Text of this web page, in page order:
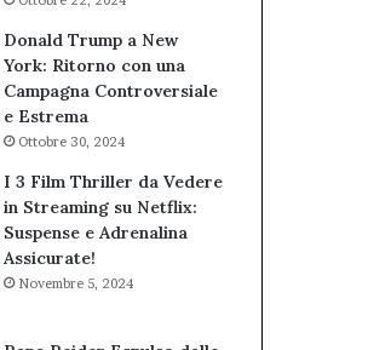
Donald Trump a New
York: Ritorno con una
Campagna Controversiale
e Estrema
Ottobre 30, 2024
I 3 Film Thriller da Vedere
in Streaming su Netflix:
Suspense e Adrenalina
Assicurate!
Novembre 5, 2024